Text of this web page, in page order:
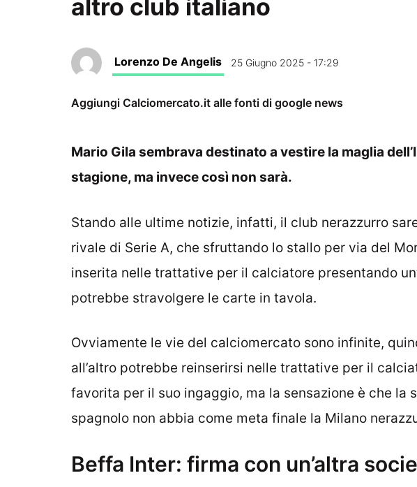
altro club italiano
Lorenzo De Angelis 25 Giugno 2025 - 17:29
Aggiungi Calciomercato.it alle fonti di google news
Mario Gila sembrava destinato a vestire la maglia
stagione, ma invece così non sarà.
Stando alle ultime notizie, infatti, il club nerazzurro
rivale di Serie A, che sfruttando lo stallo per via del
inserita nelle trattative per il calciatore presentando
potrebbe stravolgere le carte in tavola.
Ovviamente le vie del calciomercato sono infinite,
all’altro potrebbe reinserirsi nelle trattative per il
favorita per il suo ingaggio, ma la sensazione è che la
spagnolo non abbia come meta finale la Milano
Beffa Inter: firma con un’altra